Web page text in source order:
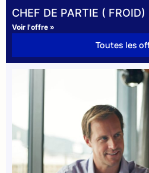
CHEF DE PARTIE ( FROID)
Voir l'offre »
Toutes les